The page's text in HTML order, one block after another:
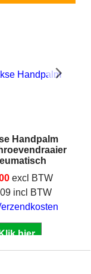
Handpalm
excl BTW
incl BTW
hier